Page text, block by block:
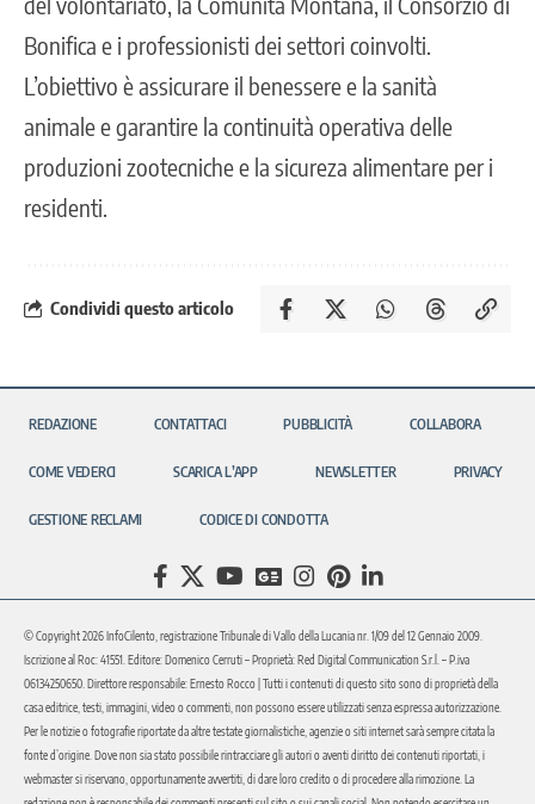
Bonifica e i professionisti dei settori coinvolti.
L’obiettivo è assicurare il benessere e la sanità
animale e garantire la continuità operativa delle
produzioni zootecniche e la sicureza alimentare per i
residenti.
Condividi questo articolo
REDAZIONE CONTATTACI PUBBLICITÀ COLLABORA
COME VEDERCI SCARICA L’APP NEWSLETTER PRIVACY
GESTIONE RECLAMI CODICE DI CONDOTTA
© Copyright 2026 InfoCilento, registrazione Tribunale di Vallo della Lucania nr. 1/09 del 12 Gennaio 2009.
Iscrizione al Roc: 41551. Editore: Domenico Cerruti – Proprietà: Red Digital Communication S.r.l. – P.iva
06134250650. Direttore responsabile: Ernesto Rocco | Tutti i contenuti di questo sito sono di proprietà della
casa editrice, testi, immagini, video o commenti, non possono essere utilizzati senza espressa autorizzazione.
Per le notizie o fotografie riportate da altre testate giornalistiche, agenzie o siti internet sarà sempre citata la
fonte d’origine. Dove non sia stato possibile rintracciare gli autori o aventi diritto dei contenuti riportati, i
webmaster si riservano, opportunamente avvertiti, di dare loro credito o di procedere alla rimozione. La